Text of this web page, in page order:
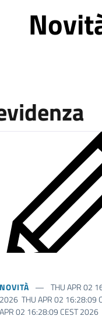
NOVITÀ
THU APR 02
2026 THU APR 02 16:28:09
APR 02 16:28:09 CEST 2026